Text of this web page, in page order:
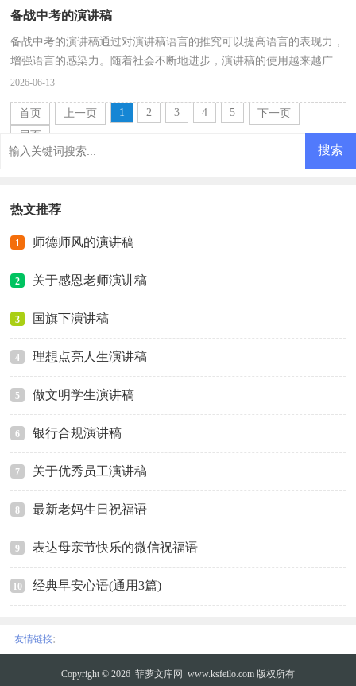
备战中考的演讲稿
备战中考的演讲稿通过对演讲稿语言的推究可以提高语言的表现力，
增强语言的感染力。随着社会不断地进步，演讲稿的使用越来越广
泛，如何写一份恰当的演讲稿呢？以下是小编收集整理的...
2026-06-13
首页 上一页 1 2 3 4 5
下一页
尾页
热文推荐
1 师德师风的演讲稿
2 关于感恩老师演讲稿
3 国旗下演讲稿
4 理想点亮人生演讲稿
5 做文明学生演讲稿
6 银行合规演讲稿
7 关于优秀员工演讲稿
8 最新老妈生日祝福语
9 表达母亲节快乐的微信祝福语
10 经典早安心语(通用3篇)
友情链接:
Copyright © 2026 菲萝文库网 www.ksfeilo.com 版权所有